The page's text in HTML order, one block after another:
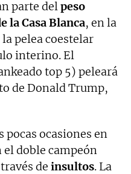
parte delpeso
la Casa Blanca, en la
pelea coestelar
interino. El
top 5) peleará
de Donald Trump,
ocasiones en
el doble campeón
de insultos. La